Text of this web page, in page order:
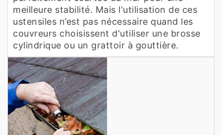
meilleure stabilité. Mais l'utilisation de ces
ustensiles n’est pas nécessaire quand les
couvreurs choisissent d'utiliser une brosse
cylindrique ou un grattoir à gouttière.